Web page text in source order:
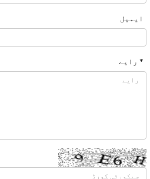
ایمیل
* رایے